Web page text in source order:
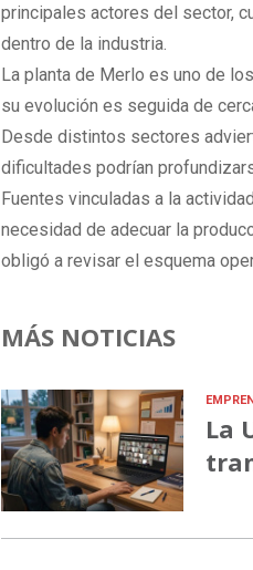
principales actores del sector,
dentro de la industria.
La planta de Merlo es uno de
su evolución es seguida de
Desde distintos sectores
dificultades podrían
Fuentes vinculadas a la
necesidad de adecuar la
obligó a revisar el esquema
MÁS NOTICIAS
La